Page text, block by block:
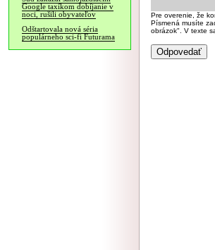
Google taxíkom dobíjanie v
noci, rušili obyvateľov
Odštartovala nová séria
populárneho sci-fi Futurama
Pre overenie, že
Písmená musíte
obrázok". V texte